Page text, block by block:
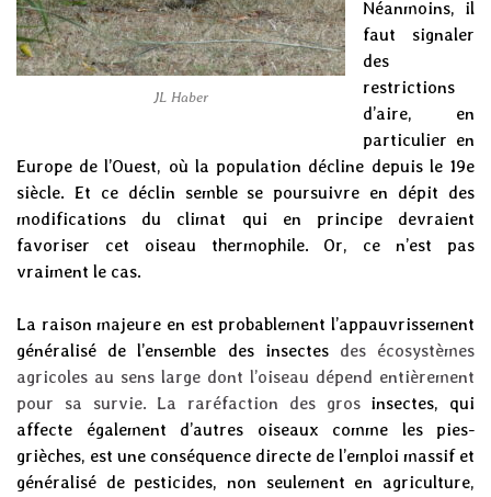
JL Haber
Néanmoins, il
faut signaler
des
restrictions
d’aire, en
particulier en
Europe de l’Ouest, où la population décline depuis le 19e
siècle. Et ce déclin semble se poursuivre en dépit des
modifications du climat qui en principe devraient
favoriser cet oiseau thermophile. Or, ce n’est pas
vraiment le cas.
La raison majeure en est probablement l’appauvrissement
généralisé de l’ensemble des insectesdes écosystèmes
agricoles au sens large dont l’oiseau dépend entièrement
pour sa survie. La raréfaction des gros insectes, qui
affecte également d’autres oiseaux comme les pies-
grièches, est une conséquence directe de l’emploi massif et
généralisé de pesticides, non seulement en agriculture,